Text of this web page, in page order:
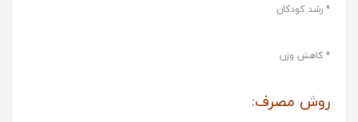
* رشد کودکان
* کاهش وزن
روش مصرف: